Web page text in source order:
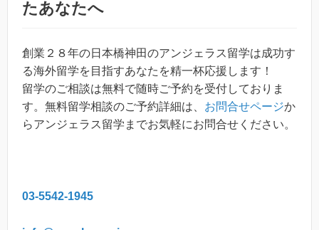
たあなたへ
創業２８年の日本橋神田のアンジェラス留学は成功す
る海外留学を目指すあなたを精一杯応援します！
留学のご相談は無料で随時ご予約を受付しておりま
す。無料留学相談のご予約詳細は、 お問合せページか
らアンジェラス留学までお気軽にお問合せください。
03-5542-1945